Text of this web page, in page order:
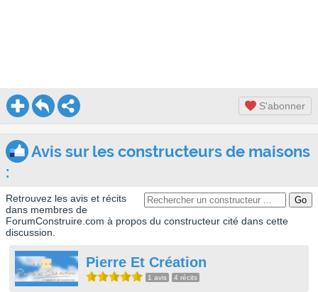
S'abonner
Avis sur les constructeurs de maisons
:
Retrouvez les avis et récits
dans membres de
ForumConstruire.com à propos du constructeur cité dans cette
discussion.
Pierre Et Création
1 avis 4 récits